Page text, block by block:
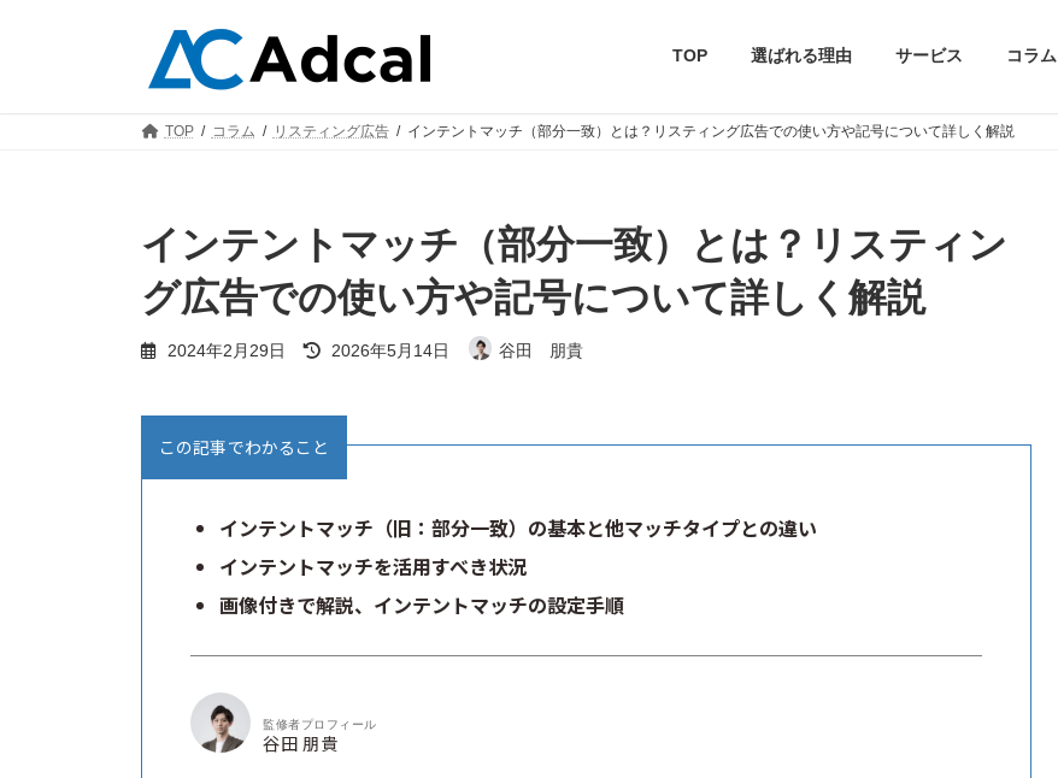
TOP 選ばれる理由 サービス コラム
TOP コラム リスティング広告 インテントマッチ（部分一致）とは？リスティング広告での使い方や記号について詳しく解説
インテントマッチ（部分一致）とは？リスティン
グ広告での使い方や記号について詳しく解説
2024年2月29日
最
終
時
2026年5月14日 谷田 朋貴
この記事でわかること
インテントマッチ（旧：部分一致）の基本と他マッチタイプとの違い
インテントマッチを活用すべき状況
画像付きで解説、インテントマッチの設定手順
監修者プロフィール
谷田 朋貴